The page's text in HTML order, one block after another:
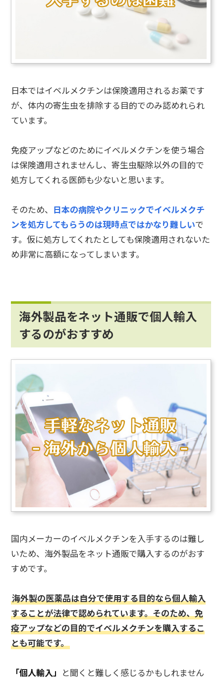
日本ではイベルメクチンは保険適用されるお薬です
が、体内の寄生虫を排除する目的でのみ認めれられ
ています。
免疫アップなどのためにイベルメクチンを使う場合
は保険適用されませんし、寄生虫駆除以外の目的で
処方してくれる医師も少ないと思います。
そのため、 日本の病院やクリニックでイベルメクチ
ンを処方してもらうのは現時点ではかなり難しいで
す。仮に処方してくれたとしても保険適用されないた
め非常に高額になってしまいます。
海外製品をネット通販で個人輸入
するのがおすすめ
国内メーカーのイベルメクチンを入手するのは難し
いため、海外製品をネット通販で購入するのがおす
すめです。
海外製の医薬品は自分で使用する目的なら個人輸入
することが法律で認められています。そのため、免
疫アップなどの目的でイベルメクチンを購入するこ
とも可能です。
「個人輸入」 と聞くと難しく感じるかもしれません